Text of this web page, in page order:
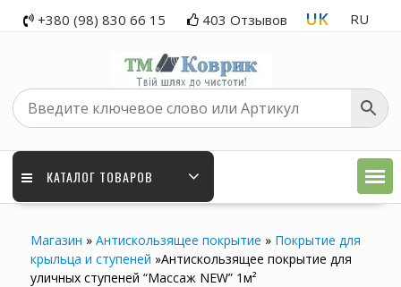
+380 (98) 830 66 15 403 Отзывов UK RU
КАТАЛОГ ТОВАРОВ
Магазин » Антискользящее покрытие » Покрытие для
крыльца и ступеней »Антискользящее покрытие для
уличных ступеней “Массаж NEW” 1м²